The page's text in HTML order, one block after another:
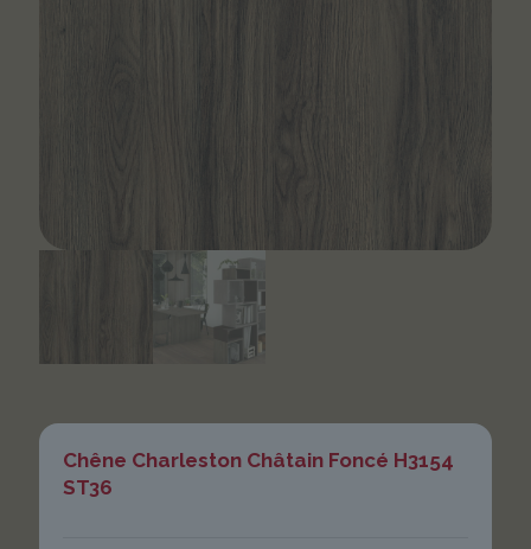
Chêne Charleston Châtain Foncé H3154
ST36